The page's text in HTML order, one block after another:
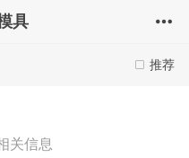
具
推荐
关信息